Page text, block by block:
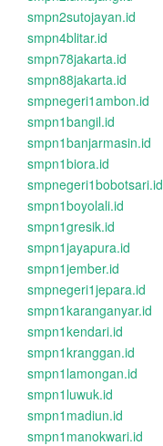
smpn2sutojayan.id
smpn4blitar.id
smpn78jakarta.id
smpn88jakarta.id
smpnegeri1ambon.id
smpn1bangil.id
smpn1banjarmasin.id
smpn1biora.id
smpnegeri1bobotsari.id
smpn1boyolali.id
smpn1gresik.id
smpn1jayapura.id
smpn1jember.id
smpnegeri1jepara.id
smpn1karanganyar.id
smpn1kendari.id
smpn1kranggan.id
smpn1lamongan.id
smpn1luwuk.id
smpn1madiun.id
smpn1manokwari.id